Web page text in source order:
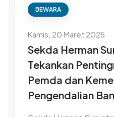
BEWARA
Kamis, 20 Maret 2025
Sekda Herman
Tekankan
Pemda dan
Pengendalian